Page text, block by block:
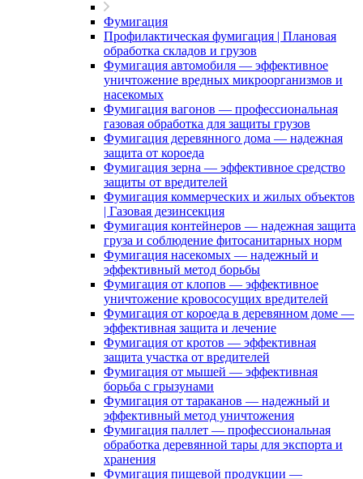
Фумигация
Профилактическая фумигация | Плановая
обработка складов и грузов
Фумигация автомобиля — эффективное
уничтожение вредных микроорганизмов и
насекомых
Фумигация вагонов — профессиональная
газовая обработка для защиты грузов
Фумигация деревянного дома — надежная
защита от короеда
Фумигация зерна — эффективное средство
защиты от вредителей
Фумигация коммерческих и жилых объектов
| Газовая дезинсекция
Фумигация контейнеров — надежная защита
груза и соблюдение фитосанитарных норм
Фумигация насекомых — надежный и
эффективный метод борьбы
Фумигация от клопов — эффективное
уничтожение кровососущих вредителей
Фумигация от короеда в деревянном доме —
эффективная защита и лечение
Фумигация от кротов — эффективная
защита участка от вредителей
Фумигация от мышей — эффективная
борьба с грызунами
Фумигация от тараканов — надежный и
эффективный метод уничтожения
Фумигация паллет — профессиональная
обработка деревянной тары для экспорта и
хранения
Фумигация пищевой продукции —